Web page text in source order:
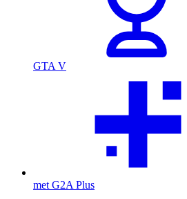
GTA V
met G2A Plus